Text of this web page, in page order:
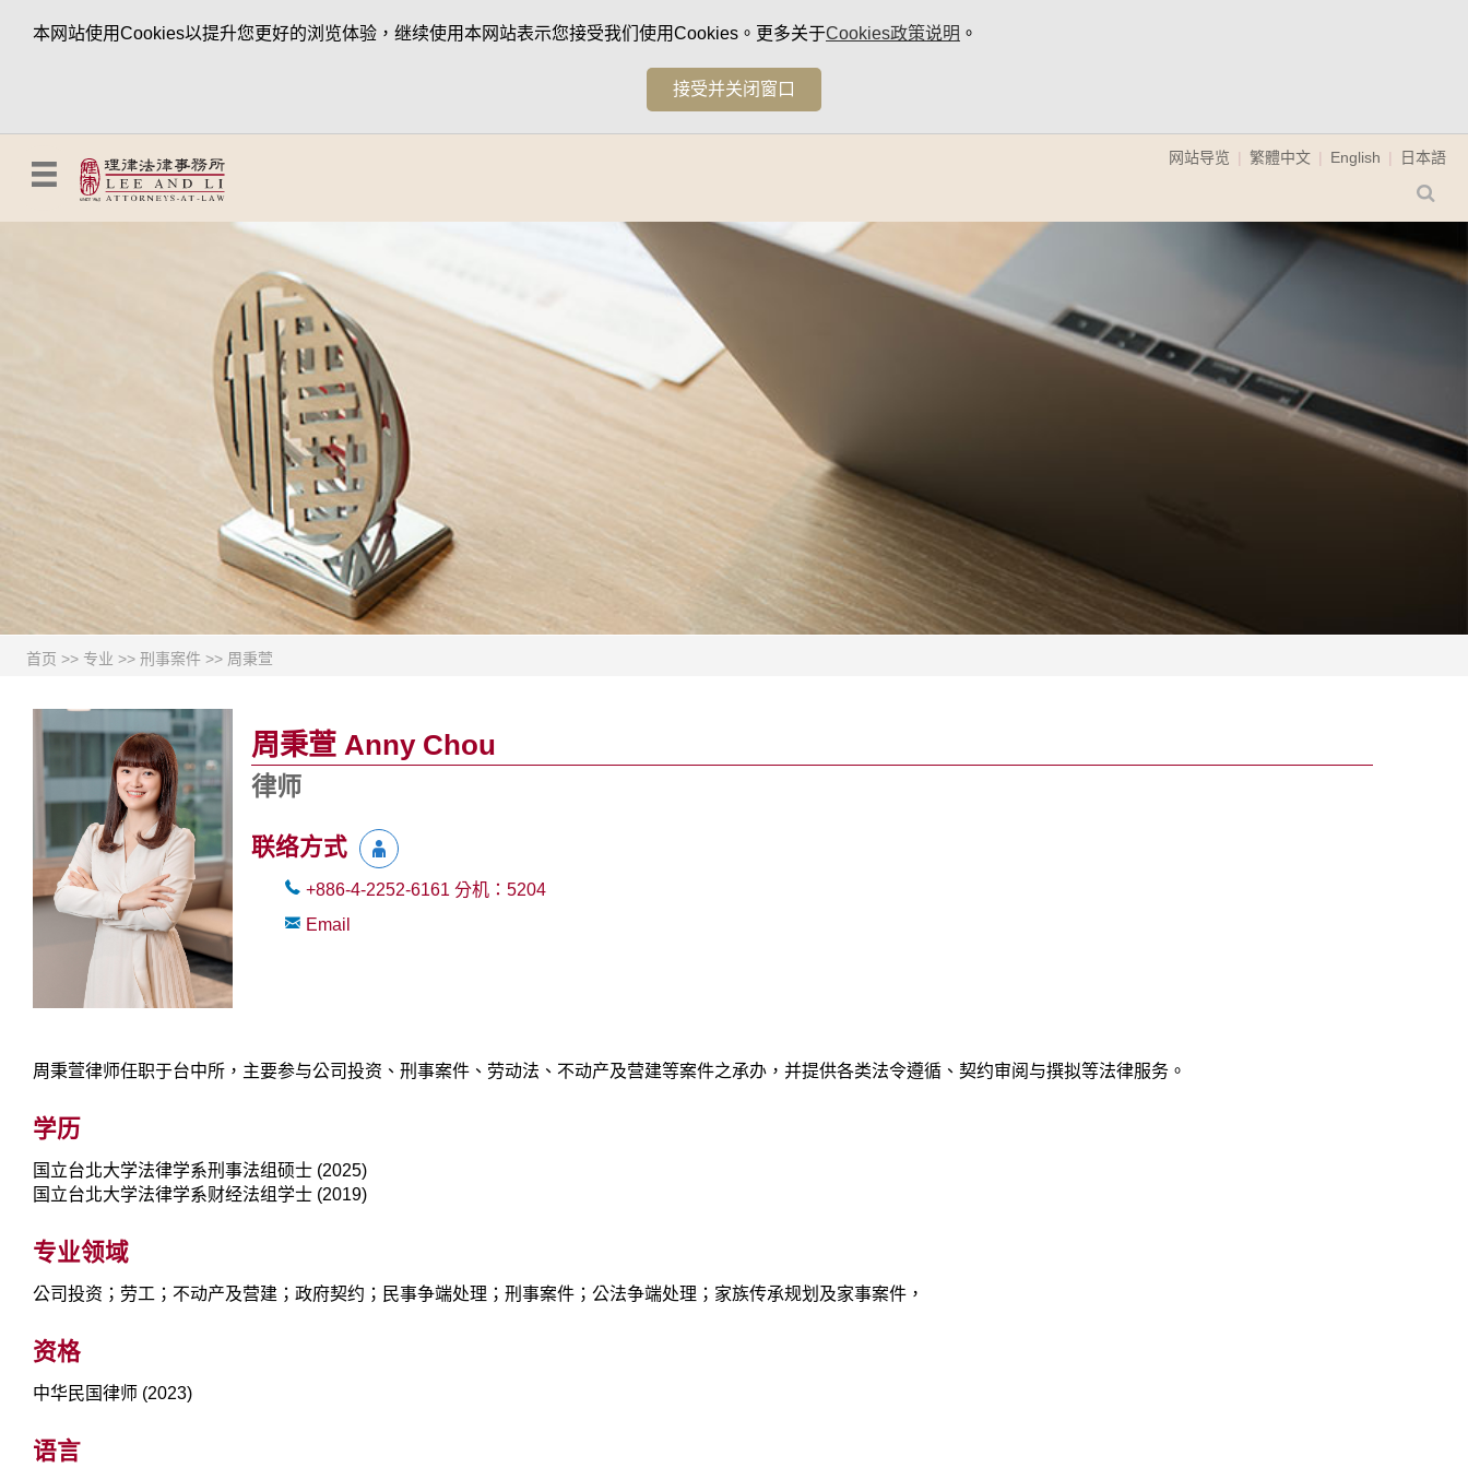
本网站使用Cookies以提升您更好的浏览体验，继续使用本网站表示您接受我们使用Cookies。更多关于Cookies政策说明 。
接受并关闭窗口
网站导览 繁體中文 English 日本語
首页 >> 专业 >> 刑事案件 >> 周秉萱
周秉萱 Anny Chou
律师
联络方式
+886-4-2252-6161 分机： 5204
Email
周秉萱律师任职于台中所，主要参与公司投资、刑事案件、劳动法、不动产及营建等案件之承办，并提供各类法令遵循、契约审阅与撰拟等法律服务。
学历
国立台北大学法律学系刑事法组硕士 (2025)
国立台北大学法律学系财经法组学士 (2019)
专业领域
公司投资；劳工；不动产及营建；政府契约；民事争端处理；刑事案件；公法争端处理；家族传承规划及家事案件，
资格
中华民国律师 (2023)
语言